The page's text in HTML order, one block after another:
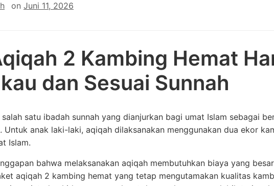
on Juni 11, 2026
2 Kambing Hemat
dan Sesuai Sunnah
satu ibadah sunnah yang dianjurkan bagi umat Islam sebagai
Untuk anak laki-laki, aqiqah dilaksanakan menggunakan dua ekor
Islam.
bahwa melaksanakan aqiqah membutuhkan biaya yang
aqiqah 2 kambing hemat yang tetap mengutamakan kualitas